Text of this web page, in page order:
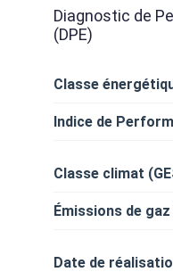
Diagnostic de
(DPE)
Classe
Indice de
Classe climat
Émissions de
Date de